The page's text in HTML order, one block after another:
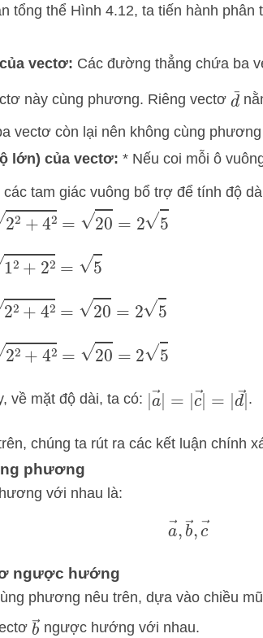
tổng thể Hình 4.12, ta tiến hành
vectơ: Các đường thẳng chứa ba
này cùng phương. Riêng vectơ d →
vectơ còn lại nên không cùng
lớn) của vectơ: * Nếu coi mỗi ô
các tam giác vuông bổ trợ để tính độ
2+42= 20 =25
2+2 2= 5
2+4 2= 20 =25
2+42= 20 =25
về mặt độ dài, ta có: |a→| =|c → =|d.
chúng ta rút ra các kết luận chính
phương
với nhau là:
→,b →,c
ngược hướng
phương nêu trên, dựa vào chiều
b →
ngược hướng với nhau.